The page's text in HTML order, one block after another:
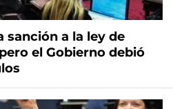
sanción a la ley de
el Gobierno debió